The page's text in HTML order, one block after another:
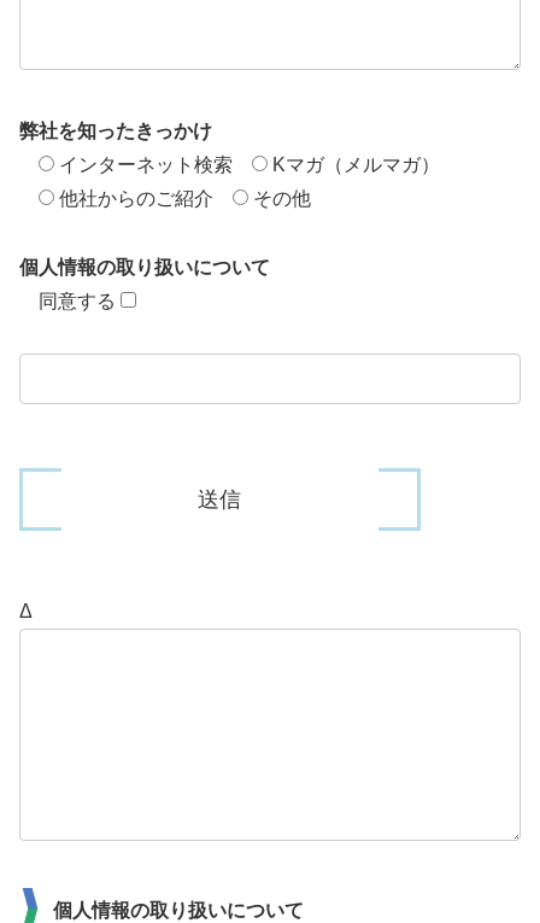
弊社を知ったきっかけ
インターネット検索
Kマガ（メルマガ）
他社からのご紹介
その他
個人情報の取り扱いについて
同意する
Δ
個人情報の取り扱いについて